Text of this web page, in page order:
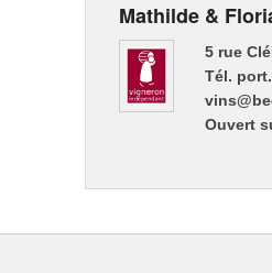
Mathilde &
5 rue
Tél.
Ouvert